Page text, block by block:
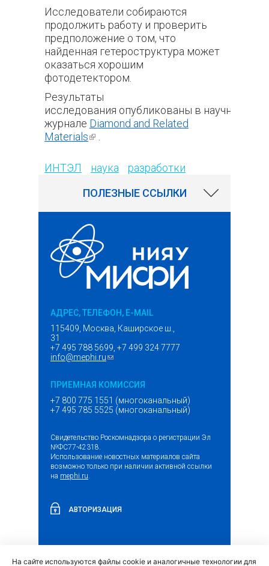
Исследователи собираются
продолжить работу и проверить
предположение о том, что
найденная гетероструктура может
оказаться хорошим
фотодетектором.
Результаты
исследования опубликованы в научном
журнале Diamond and Related
Materials(внешняя ссылка)
​​.
ИНТЭЛ наука
разработки
ПОЛЕЗНЫЕ ССЫЛКИ
АДРЕС, ТЕЛЕФОН, E-MAIL
115409, Москва, Каширское ш.,
31
+7 495 788 5699, +7 499 324 7777
info@mephi.ru(ссылка для отправки email)
ПРИЕМНАЯ КОМИССИЯ
+7 800 775 1551 (многоканальный)
+7 495 785 5525 (многоканальный)
Свидетельство Роскомнадзора о регистрации Эл
№ФС77-42318.
Использование новостных материалов сайта
возможно только при наличии активной ссылки
на mephi.ru.
АВТОРИЗАЦИЯ
На сайте используются файлы cookie и аналогичные технологии для